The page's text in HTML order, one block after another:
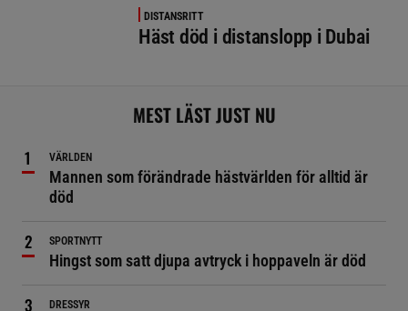
DISTANSRITT
Häst död i distanslopp i Dubai
MEST LÄST JUST NU
VÄRLDEN
Mannen som förändrade hästvärlden för alltid är
död
SPORTNYTT
Hingst som satt djupa avtryck i hoppaveln är död
DRESSYR